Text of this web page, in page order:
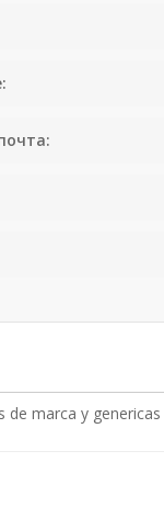
de marca y